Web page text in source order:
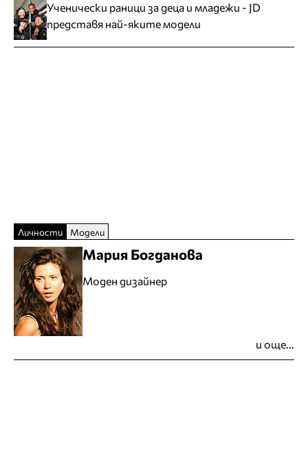
Ученически раници за деца и младежи - JD
представя най-яките модели
Личности Модели
Мария Богданова
Моден дизайнер
и още...